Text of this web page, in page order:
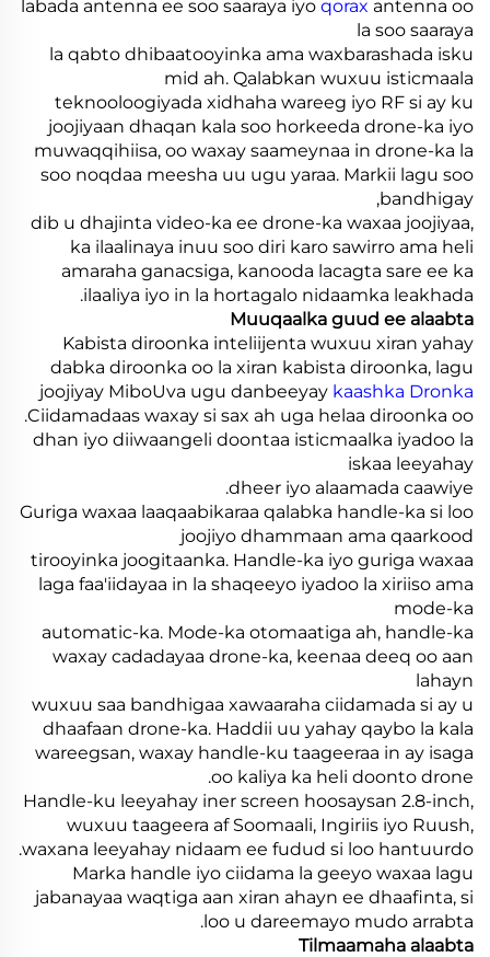
labada antenna ee soo saaraya iyo qorax antenna oo
la soo saaraya
la qabto dhibaatooyinka ama waxbarashada isku
mid ah. Qalabkan wuxuu isticmaala
teknooloogiyada xidhaha wareeg iyo RF si ay ku
joojiyaan dhaqan kala soo horkeeda drone-ka iyo
muwaqqihiisa, oo waxay saameynaa in drone-ka la
soo noqdaa meesha uu ugu yaraa. Markii lagu soo
bandhigay,
dib u dhajinta video-ka ee drone-ka waxaa joojiyaa,
ka ilaalinaya inuu soo diri karo sawirro ama heli
amaraha ganacsiga, kanooda lacagta sare ee ka
ilaaliya iyo in la hortagalo nidaamka leakhada.
Muuqaalka guud ee alaabta
Kabista diroonka inteliijenta wuxuu xiran yahay
dabka diroonka oo la xiran kabista diroonka, lagu
joojiyay MiboUva ugu danbeeyay kaashka Dronka
.Ciidamadaas waxay si sax ah uga helaa diroonka oo
dhan iyo diiwaangeli doontaa isticmaalka iyadoo la
iskaa leeyahay
dheer iyo alaamada caawiye.
Guriga waxaa laaqaabikaraa qalabka handle-ka si loo
joojiyo dhammaan ama qaarkood
tirooyinka joogitaanka. Handle-ka iyo guriga waxaa
laga faa'iidayaa in la shaqeeyo iyadoo la xiriiso ama
mode-ka
automatic-ka. Mode-ka otomaatiga ah, handle-ka
waxay cadadayaa drone-ka, keenaa deeq oo aan
lahayn
wuxuu saa bandhigaa xawaaraha ciidamada si ay u
dhaafaan drone-ka. Haddii uu yahay qaybo la kala
wareegsan, waxay handle-ku taageeraa in ay isaga
oo kaliya ka heli doonto drone.
Handle-ku leeyahay iner screen hoosaysan 2.8-inch,
wuxuu taageera af Soomaali, Ingiriis iyo Ruush,
waxana leeyahay nidaam ee fudud si loo hantuurdo.
Marka handle iyo ciidama la geeyo waxaa lagu
jabanayaa waqtiga aan xiran ahayn ee dhaafinta, si
loo u dareemayo mudo arrabta.
Tilmaamaha alaabta